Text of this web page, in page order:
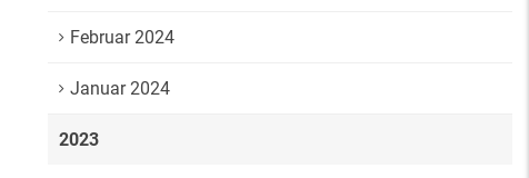
Februar 2024
Januar 2024
2023